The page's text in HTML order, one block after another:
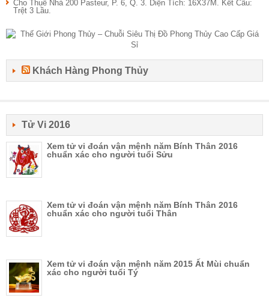
Cho Thuê Nhà 200 Pasteur, P. 6, Q. 3. Diện Tích: 16X37M. Kết Cấu:
Trệt 3 Lầu.
Khách Hàng Phong Thủy
Tử Vi 2016
Xem tử vi đoán vận mệnh năm Bính Thân 2016
chuẩn xác cho người tuổi Sửu
Xem tử vi đoán vận mệnh năm Bính Thân 2016
chuẩn xác cho người tuổi Thân
Xem tử vi đoán vận mệnh năm 2015 Ất Mùi chuẩn
xác cho người tuổi Tý